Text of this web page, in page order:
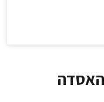
האסדה